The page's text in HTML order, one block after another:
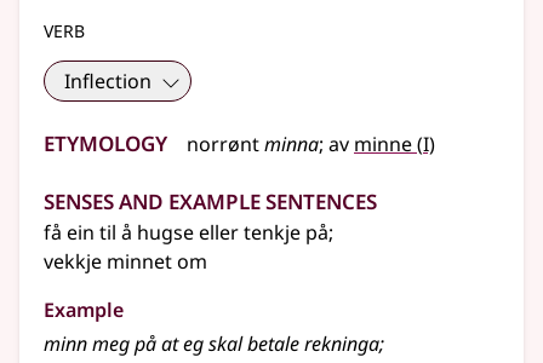
verb
Inflection
Etymology norrøntminna; av minne(1
I)
Senses and Example Sentences
få ein til å hugseellertenkje på;
vekkje minnet om
Example
minn meg på at eg skal betale rekninga;